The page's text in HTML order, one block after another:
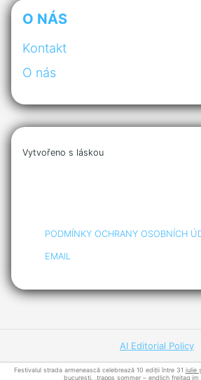
O NÁS
Kontakt
O nás
Vytvořeno s láskou
PODMÍNKY OCHRANY OSOBNÍCH
EMAIL
AI Editorial Policy
Festivalul strada armenească celebrează 10 ediții între 31 iulie
bucurești. „trapps sommer – endlich freitag im